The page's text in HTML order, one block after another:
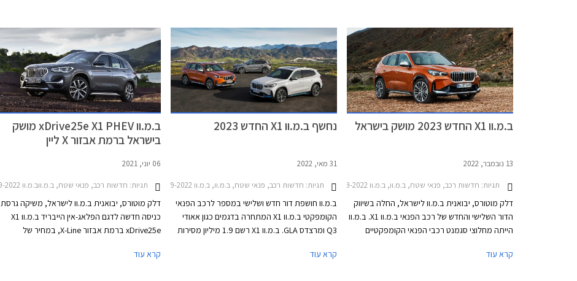
מ- 344,900 ₪.
הספק מרבי של 300 כ"ס באירופה או 317 כ"ס
בארה"ב ובשווקים נוספים.
ב.מ.וו X1 החדש 2023 מושק בישראל
13 נובמבר, 2022
תגיות: חדשות רכב, פנאי שטח, ב.מ.וו, ב.מ.וו X1 2019-2022, ב.מ.וו X1 2022-2026, מחירון רכבמיזוג אוויר לרכב
דלק מוטורס, יבואנית ב.מ.וו לישראל, החלה בשיווק
הדור השלישי והחדש של רכב הפנאי ב.מ.וו X1. ב.מ.וו
הייתה מחלוצי סגמנט רכבי הפנאי הקומפקטיים
קרא עוד
נחשף ב.מ.וו X1 החדש 2023
31 מאי, 2022
תגיות: חדשות רכב, פנאי שטח, ב.מ.וו, ב.מ.וו X1 2019-2022ב.מ.וו X1 2022-2026
ב.מ.וו חושפת דור חדש ושלישי במספר לרכב הפנאי
הקומפקטי ב.מ.וו X1 המתחרה בדגמים כגון אאודי
Q3 ומרצדס GLA. ב.מ.וו X1 רשם 1.9 מיליון מסירות
והדור היוצא הוצע לראשונה עם יחידת הנעה
קרא עוד
ב.מ.וו xDrive25e X1 PHEV מושק
בישראל ברמת אבזור X ליין
06 יוני, 2021
תגיות: חדשות רכב, פנאי שטח, ב.מ.ווב.מ.וו X1 2019-2022
דלק מוטורס, יבואנית ב.מ.וו לישראל, משיקה גרסת
כניסה חדשה לדגם הפלאג-אין הייבריד ב.מ.וו X1
xDrive25e ברמת אבזור X-Line, במחיר של
קרא עוד